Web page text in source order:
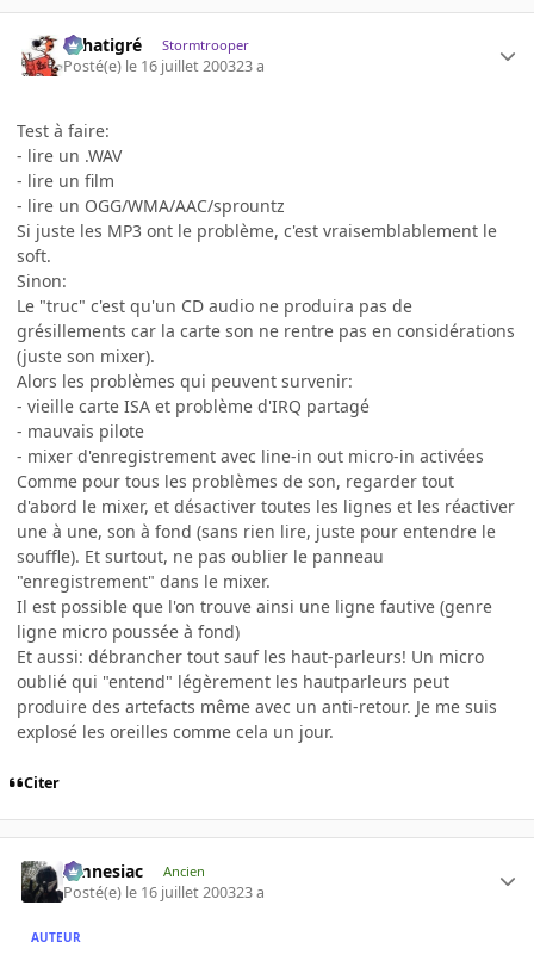
r.chatigré Stormtrooper
Posté(e) le 16 juillet 200323 a
Test à faire:
- lire un .WAV
- lire un film
- lire un OGG/WMA/AAC/sprountz
Si juste les MP3 ont le problème, c'est vraisemblablement le
soft.
Sinon:
Le "truc" c'est qu'un CD audio ne produira pas de
grésillements car la carte son ne rentre pas en considérations
(juste son mixer).
Alors les problèmes qui peuvent survenir:
- vieille carte ISA et problème d'IRQ partagé
- mauvais pilote
- mixer d'enregistrement avec line-in out micro-in activées
Comme pour tous les problèmes de son, regarder tout
d'abord le mixer, et désactiver toutes les lignes et les réactiver
une à une, son à fond (sans rien lire, juste pour entendre le
souffle). Et surtout, ne pas oublier le panneau
"enregistrement" dans le mixer.
Il est possible que l'on trouve ainsi une ligne fautive (genre
ligne micro poussée à fond)
Et aussi: débrancher tout sauf les haut-parleurs! Un micro
oublié qui "entend" légèrement les hautparleurs peut
produire des artefacts même avec un anti-retour. Je me suis
explosé les oreilles comme cela un jour.
Citer
Amnesiac Ancien
Posté(e) le 16 juillet 200323 a
AUTEUR